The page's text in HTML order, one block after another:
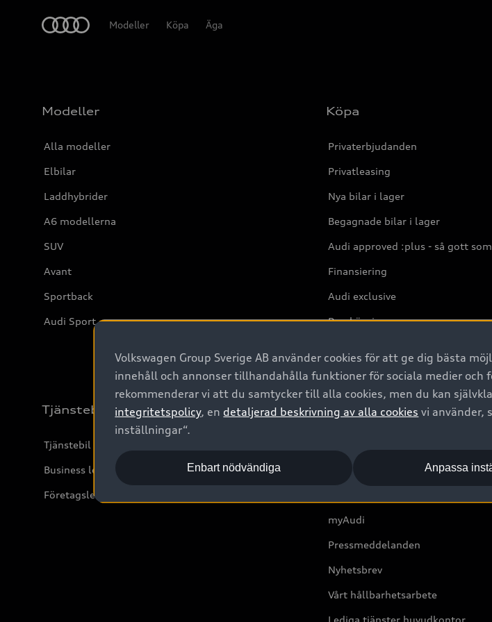
Modeller Köpa Äga
Modeller
Alla modeller
Elbilar
Laddhybrider
A6 modellerna
SUV
Avant
Sportback
Audi Sport
Köpa
Privaterbjudanden
Privatleasing
Nya bilar i lager
Begagnade bilar i lager
Audi approved :plus - så gott
Finansiering
Audi exclusive
Provkörning
Tjänstebil
Tjänstebil
Business lease online
Företagsleasing
Om Audi Sverige
Boka Service online
myAudi
Pressmeddelanden
Nyhetsbrev
Vårt hållbarhetsarbete
Lediga tjänster huvudkontor
Volkswagen Group Sverige AB använder cookies för att ge dig bästa
innehåll och annonser tillhandahålla funktioner för sociala medier
rekommenderar vi att du samtycker till alla cookies, men du kan
integritetspolicy, en detaljerad beskrivning av alla cookies vi använder,
inställningar“.
Enbart nödvändiga Anpassa